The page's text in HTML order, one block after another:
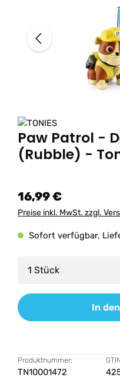
Paw Patrol -
(Rubble) -
16,99 €
Preise inkl. MwSt. zzgl.
Sofort verfügbar,
Produkt Anzahl:
In
Produktnummer:
TN10001472